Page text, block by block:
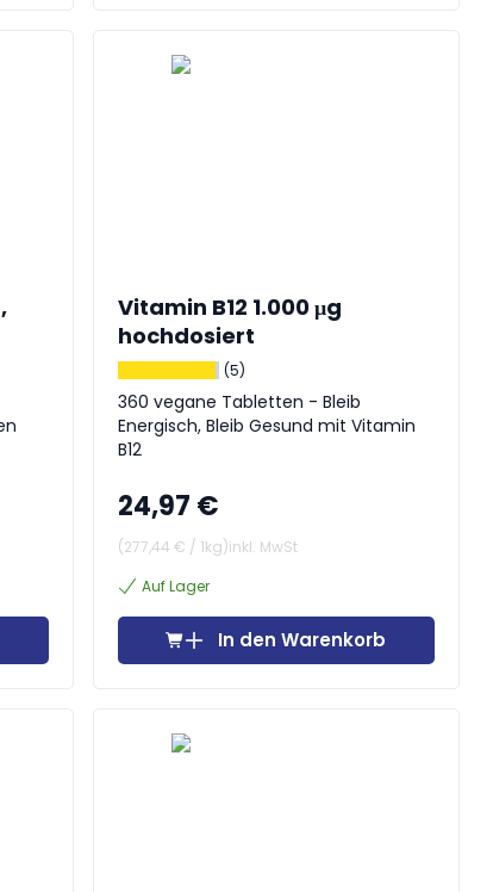
Vitamin B12 1.000 μg
hochdosiert
(5)
360 vegane Tabletten - Bleib
Energisch, Bleib Gesund mit Vitamin
B12
24,97 €
(277,44 € / 1kg)inkl. MwSt
Auf Lager
In den Warenkorb